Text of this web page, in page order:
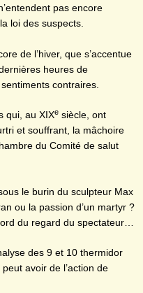
pas encore
loi des suspects.
de l’hiver, que s’accentue
heures de
contraires.
qui, au XIXe siècle, ont
et souffrant, la mâchoire
du Comité de salut
le burin du sculpteur Max
ou la passion d’un martyr ?
du regard du spectateur…
des 9 et 10 thermidor
avoir de l’action de